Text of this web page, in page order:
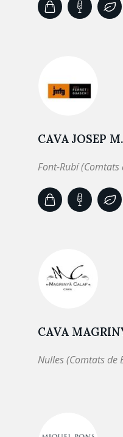
CAVA JOSEP
Font-Rubí (Comtats
CAVA
Nulles (Comtats de